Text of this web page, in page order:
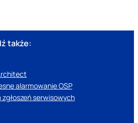
także:
alarmowanie OSP
serwisowych